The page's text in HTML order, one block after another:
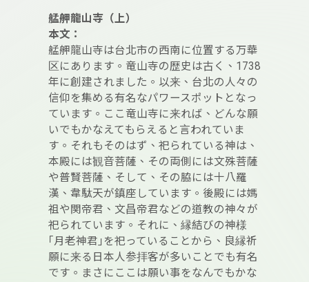
艋舺龍山寺 （上）
本文：
艋舺龍山寺は台北市の西南に位置する万華
区にあります。竜山寺の歴史は古く、1738
年に創建されました。以来、台北の人々の
信仰を集める有名なパワースポットとなっ
ています。ここ竜山寺に来れば、どんな願
いでもかなえてもらえると言われていま
す。それもそのはず、祀られている神は、
本殿には観音菩薩、その両側には文殊菩薩
や普賢菩薩、そして、その脇には十八羅
漢、韋駄天が鎮座しています。後殿には媽
祖や関帝君、文昌帝君などの道教の神々が
祀られています。それに、縁結びの神様
｢月老神君｣を祀っていることから、良縁祈
願に来る日本人参拝客が多いことでも有名
です。まさにここは願い事をなんでもかな